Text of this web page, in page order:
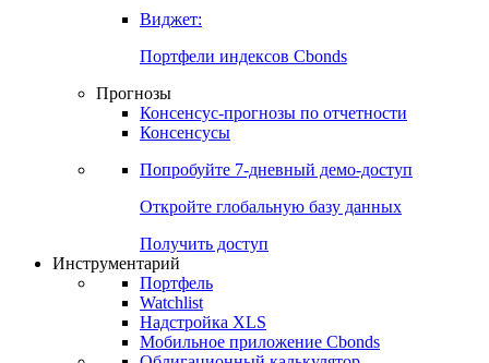
Виджет:
Портфели индексов Cbonds
Прогнозы
Консенсус-прогнозы по отчетности
Консенсусы
Попробуйте 7-дневный демо-доступ
Откройте глобальную базу данных
Получить доступ
Инструментарий
Портфель
Watchlist
Надстройка XLS
Мобильное приложение Cbonds